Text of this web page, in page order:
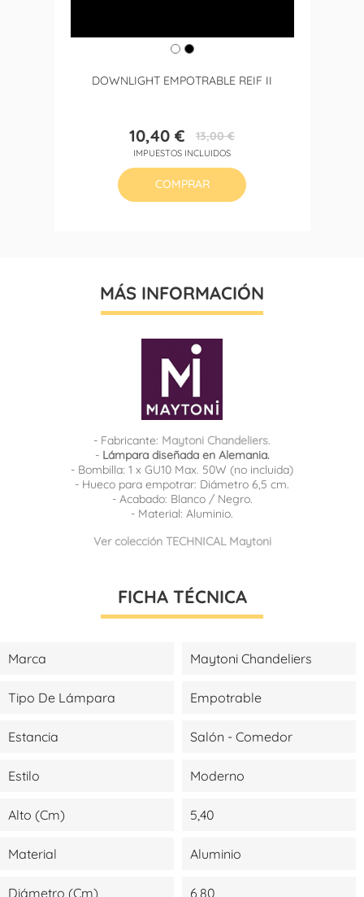
DOWNLIGHT EMPOTRABLE REIF II
Precio
10,40 €Precio
base
13,00 €
IMPUESTOS INCLUIDOS
COMPRAR
MÁS INFORMACIÓN
- Fabricante: Maytoni Chandeliers.
- Lámpara diseñada en Alemania.
- Bombilla: 1 x GU10 Max. 50W (no incluida)
- Hueco para empotrar: Diámetro 6,5 cm.
- Acabado: Blanco / Negro.
- Material: Aluminio.
Ver colección TECHNICAL Maytoni
FICHA TÉCNICA
Marca Maytoni Chandeliers
Tipo De Lámpara Empotrable
Estancia Salón - Comedor
Estilo Moderno
Alto (cm) 5,40
Material Aluminio
Diámetro (cm) 6,80